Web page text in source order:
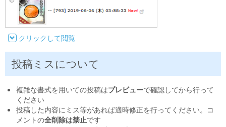
クリックして閲覧
投稿ミスについて
複雑な書式を用いての投稿はプレビューで確認してから行って
ください
投稿した内容にミス等があれば適時修正を行ってください。コ
メントの全削除は禁止です